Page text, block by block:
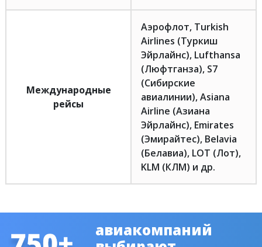
Международные
рейсы
Аэрофлот, Turkish
Airlines (Туркиш
Эйрлайнс), Lufthansa
(Люфтганза), S7
(Сибирские
авиалинии), Asiana
Airline (Азиана
Эйрлайнс), Emirates
(Эмирайтес), Belavia
(Белавиа), LOT (Лот),
KLM (КЛМ) и др.
авиакомпаний